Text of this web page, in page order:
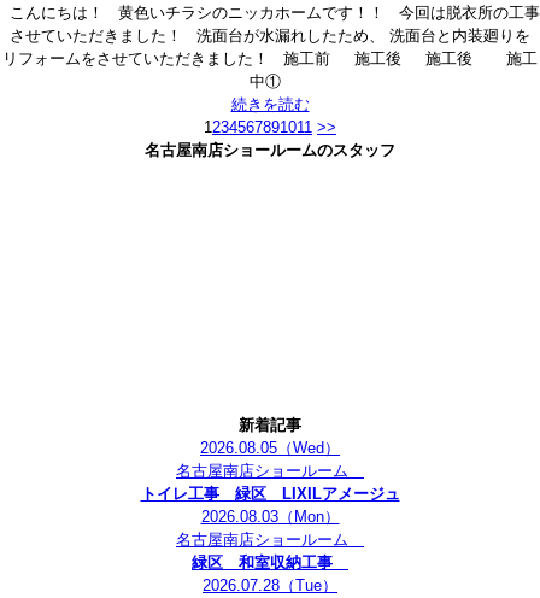
こんにちは！ 黄色いチラシのニッカホームです！！ 今回は脱衣所の工事
させていただきました！ 洗面台が水漏れしたため、 洗面台と内装廻りを
リフォームをさせていただきました！ 施工前 施工後 施工後 施工
中①
続きを読む
1234567891011 >>
名古屋南店ショールームのスタッフ
新着記事
2026.08.05 （Wed）
名古屋南店ショールーム
トイレ工事 緑区 LIXILアメージュ
2026.08.03（Mon）
名古屋南店ショールーム
緑区 和室収納工事
2026.07.28 （Tue）